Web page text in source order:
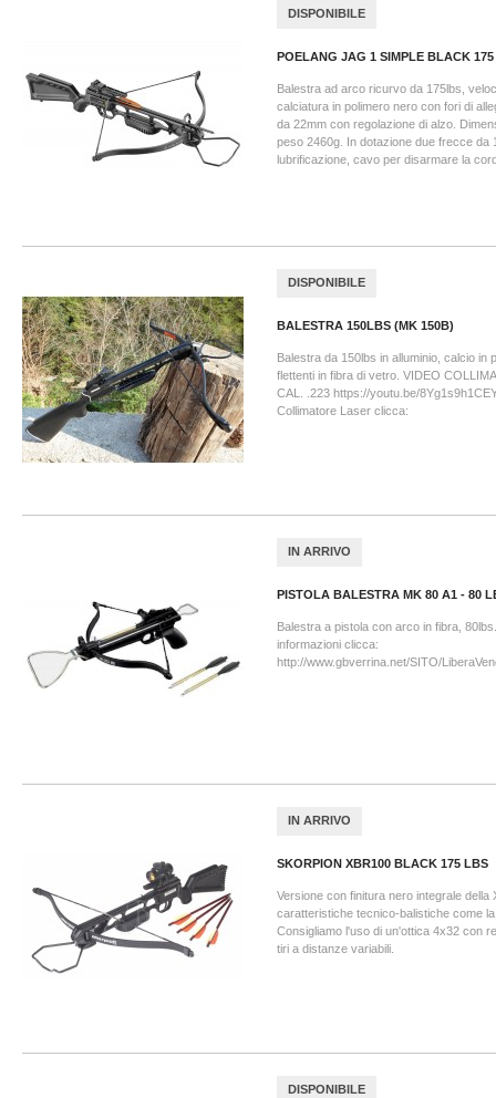
DISPONIBILE
POELANG JAG 1 SIMPLE BLACK
Balestra ad arco ricurvo da 175lbs,
calciatura in polimero nero con fori di
da 22mm con regolazione di alzo.
peso 2460g. In dotazione due frecce da
lubrificazione, cavo per disarmare la
DISPONIBILE
BALESTRA 150LBS (MK 150B)
Balestra da 150lbs in alluminio, calcio in
flettenti in fibra di vetro. VIDEO
CAL. .223 https://youtu.be/
Collimatore Laser clicca:
IN ARRIVO
PISTOLA BALESTRA MK 80 A1 - 80
Balestra a pistola con arco in fibra,
informazioni clicca:
http://www.gbverrina.net/SITO/
IN ARRIVO
SKORPION XBR100 BLACK 175 LBS
Versione con finitura nero integrale della
caratteristiche tecnico-balistiche come
Consigliamo l'uso di un'ottica 4x32 con
tiri a distanze variabili.
DISPONIBILE